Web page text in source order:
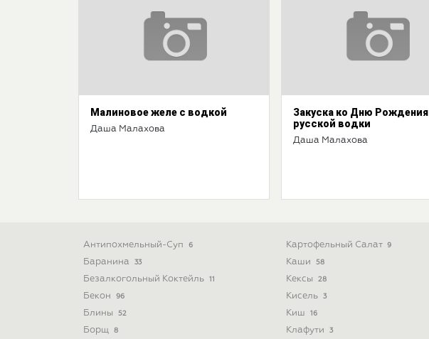
Малиновое желе с водкой
Даша Малахова
Закуска ко Дню Рождения
русской водки
Даша Малахова
Антипохмельный-Суп 6
Баранина 33
Безалкогольный Коктейль 11
Бекон 96
Блины 52
Борщ 8
Картофельный Салат 9
Каши 58
Кексы 28
Кисель 3
Киш 16
Клафути 3